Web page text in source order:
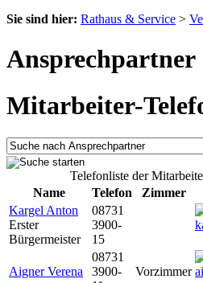
Sie sind hier: Rathaus & Service >
Ansprechpartner
Mitarbeiter-
Telefonliste der
Name
Telefon Zimmer
Kargel Anton
Erster
Bürgermeister
08731
3900-
15
Aigner Verena
08731
3900-
Vorzimmer